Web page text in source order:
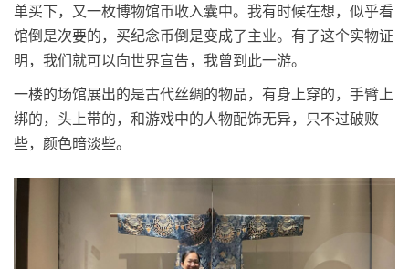
单买下，又一枚博物馆币收入囊中。我有时候在想，似乎看
馆倒是次要的，买纪念币倒是变成了主业。有了这个实物证
明，我们就可以向世界宣告，我曾到此一游。
一楼的场馆展出的是古代丝绸的物品，有身上穿的，手臂上
绑的，头上带的，和游戏中的人物配饰无异，只不过破败
些，颜色暗淡些。